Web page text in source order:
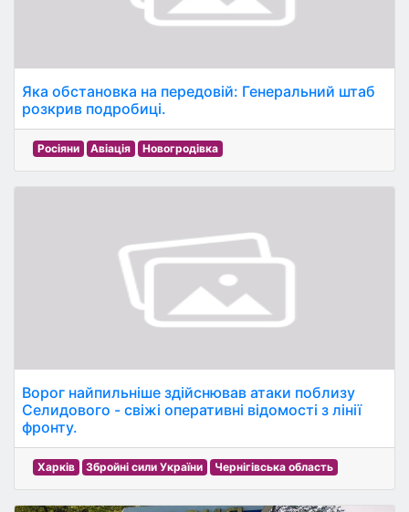
Яка обстановка на передовій: Генеральний штаб
розкрив подробиці.
Росіяни Авіація Новогродівка
Ворог найпильніше здійснював атаки поблизу
Селидового - свіжі оперативні відомості з лінії
фронту.
Харків Збройні сили України Чернігівська область